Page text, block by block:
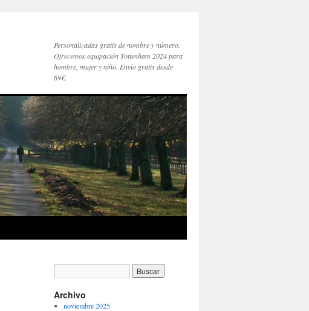
Personalizadas gratis de nombre y número.
Ofrecemos equipación Tottenham 2024 para
hombre, mujer y niño. Envío gratis desde
69€.
Archivo
noviembre 2025